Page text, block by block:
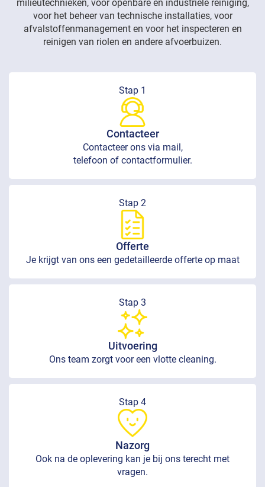
milieutechnieken, voor openbare en industriële reiniging,
voor het beheer van technische installaties, voor
afvalstoffenmanagement en voor het inspecteren en
reinigen van riolen en andere afvoerbuizen.
Stap 1
Contacteer
Contacteer ons via mail,
telefoon of contactformulier.
Stap 2
Offerte
Je krijgt van ons een gedetailleerde offerte op maat
Stap 3
Uitvoering
Ons team zorgt voor een vlotte cleaning.
Stap 4
Nazorg
Ook na de oplevering kan je bij ons terecht met
vragen.